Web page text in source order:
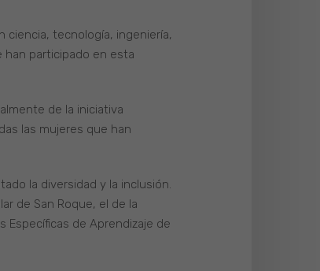
ciencia, tecnología, ingeniería,
han participado en esta
de la iniciativa
las mujeres que han
la diversidad y la inclusión.
de San Roque, el de la
Específicas de Aprendizaje de